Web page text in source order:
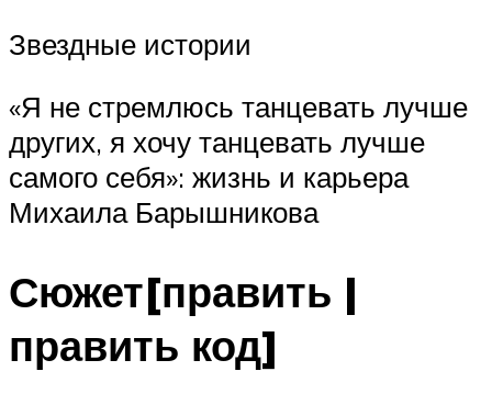
Звездные истории
«Я не стремлюсь танцевать лучше
других, я хочу танцевать лучше
самого себя»: жизнь и карьера
Михаила Барышникова
Сюжет[править |
править код]